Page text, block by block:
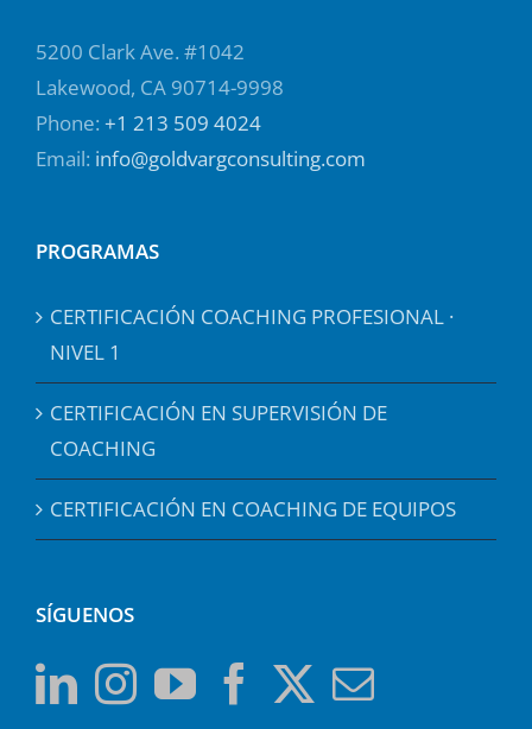
5200 Clark Ave. #1042
Lakewood, CA 90714-9998
Phone: +1 213 509 4024
Email: info@goldvargconsulting.com
PROGRAMAS
CERTIFICACIÓN COACHING PROFESIONAL ·
NIVEL 1
CERTIFICACIÓN EN SUPERVISIÓN DE
COACHING
CERTIFICACIÓN EN COACHING DE EQUIPOS
SÍGUENOS